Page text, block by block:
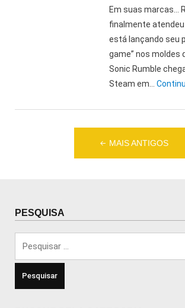
Em suas marcas…
finalmente
está lançando seu
game” nos moldes
Sonic Rumble
Steam em…
NavegaçãoMAIS ANTIGOS
PESQUISA